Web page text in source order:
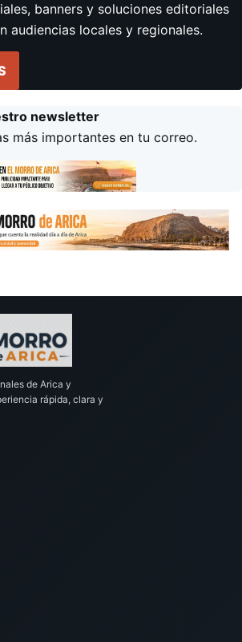
banners y soluciones editoriales
audiencias locales y regionales.
newsletter
más importantes en tu correo.
de Arica y
rápida, clara y